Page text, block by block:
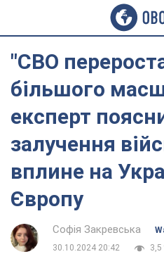
"СВО
більшого
експерт
залучення
вплине на
Європу
Софія Закревська
30.10.2024 20:42
3,5